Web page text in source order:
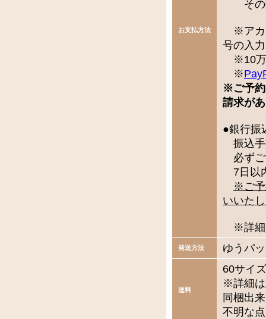
お支払方法
その際
※アカ
号の入
※10万
※
※ご予約
請求が
●銀行振
振込手
必ずご
7日以
※ご予
いいた
※詳細
発送方法 ゆうパ
送料
60サイズ
※詳細は
同梱出
不明な